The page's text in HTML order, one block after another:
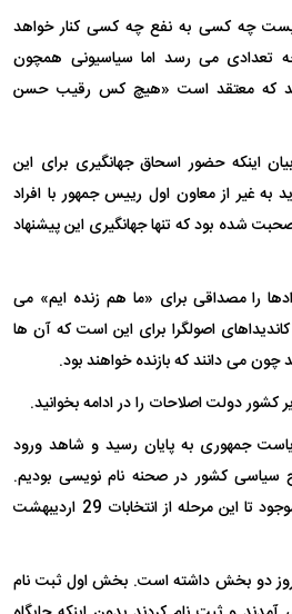
چه کسی به نفع چه کسی کنار خواهد
تعدادی می رسد اما سیاسیونی همچون
که معتقد است «هیچ کس رقیب حسن
اینکه حضور اسحاق جهانگیری برای این
غیر از معاون اول رییس جمهور با افراد
شده بود که تنها جهانگیری این پیشنهاد
را مصداقی برای «ما هم زنده ایم» می
اصولگرا برای این است که آن ها
می دانند که بازنده خواهند بود.
کشور دولت اصلاحات را در ادامه بخوانید.
جمهوری به پایان رسید و شاهد ورود
سیاسی کشور در صحنه نام نویسی بودیم.
ارزیابی شما از آرایش سیاسی موجود تا این مرحله از انتخابات 29 اردیبهشت
ثبت نام ها در این 5 روز دو بخش داشته است. بخش اول ثبت نام